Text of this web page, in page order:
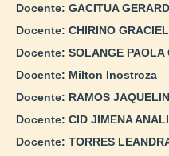
Docente: GACITUA
Docente: CHIRINO
Docente: SOLANGE PAOLA
Docente: Milton Inostroza
Docente: RAMOS
Docente: CID JIMENA
Docente: TORRES